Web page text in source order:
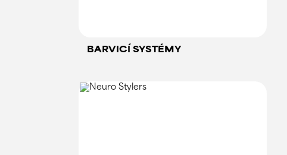
BARVICÍ SYSTÉMY